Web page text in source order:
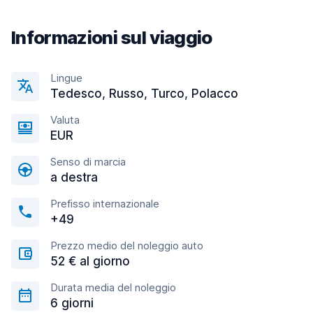
Informazioni sul viaggio
Lingue
Tedesco, Russo, Turco, Polacco
Valuta
EUR
Senso di marcia
a destra
Prefisso internazionale
+49
Prezzo medio del noleggio auto
52 € al giorno
Durata media del noleggio
6 giorni